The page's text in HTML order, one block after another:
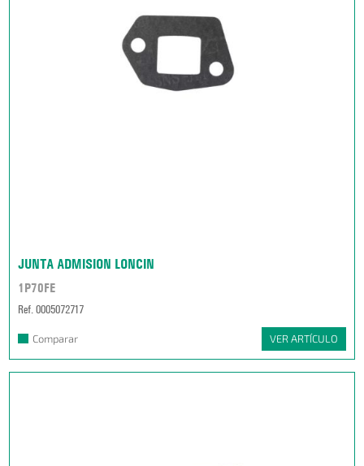
JUNTA ADMISION LONCIN
1P70FE
Ref. 0005072717
Comparar VER ARTÍCULO